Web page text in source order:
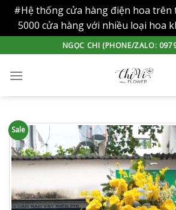
#Hệ thống cửa hàng điện hoa trên
5000 cửa hàng với nhiều loại hoa
to
content
NGỌC CHI (PHONE/ZALO:
Sale